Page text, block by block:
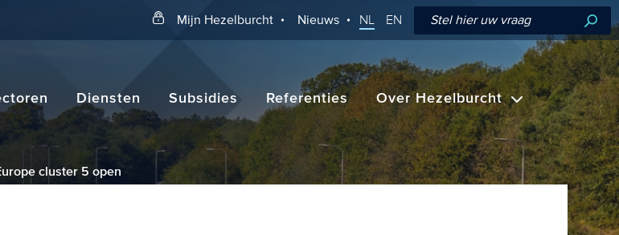
Mijn Hezelburcht Nieuws NL EN
Zoeken
Diensten Subsidies Referenties Over Hezelburcht
cluster 5 open